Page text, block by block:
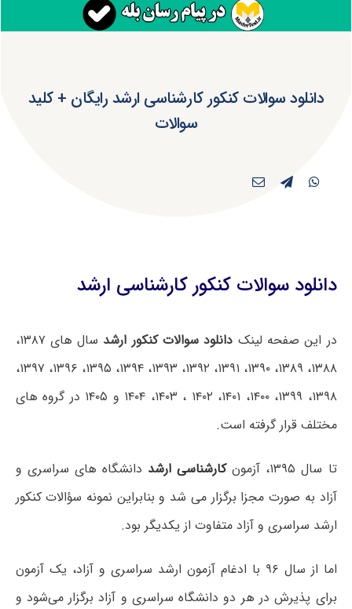
دانلود سوالات کنکور کارشناسی ارشد رایگان + کلید
سوالات
دانلود سوالات کنکور کارشناسی ارشد
در این صفحه لینک دانلود سوالات کنکور ارشد
سال های ۱۳۸۷،
۱۳۸۸، ۱۳۸۹، ۱۳۹۰، ۱۳۹۱، ۱۳۹۲، ۱۳۹۳، ۱۳۹۴، ۱۳۹۵، ۱۳۹۶، ۱۳۹۷،
۱۳۹۸، ۱۳۹۹، ۱۴۰۰، ۱۴۰۱، ۱۴۰۲ ، ۱۴۰۳، ۱۴۰۴ و ۱۴۰۵ در گروه های
مختلف قرار گرفته است.
تا سال ۱۳۹۵، آزمون کارشناسی ارشد دانشگاه های سراسری و
آزاد به صورت مجزا برگزار می شد و بنابراین نمونه سؤالات کنکور
ارشد سراسری و آزاد متفاوت از یکدیگر بود.
اما از سال ۹۶ با ادغام آزمون ارشد سراسری و آزاد، یک آزمون
برای پذیرش در هر دو دانشگاه سراسری و آزاد برگزار می‌شود و